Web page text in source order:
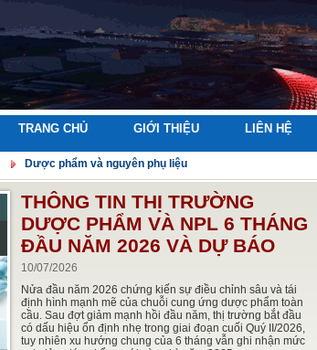
TRANG CHỦ GIỚI THIỆU LIÊN HỆ
Dược phẩm và nguyên phụ liệu
THÔNG TIN THỊ TRƯỜNG
DƯỢC PHẨM VÀ NPL 6 THÁNG
ĐẦU NĂM 2026 VÀ DỰ BÁO
10/07/2026
Nửa đầu năm 2026 chứng kiến sự điều chỉnh sâu và tái
định hình mạnh mẽ của chuỗi cung ứng dược phẩm toàn
cầu. Sau đợt giảm mạnh hồi đầu năm, thị trường bắt đầu
có dấu hiệu ổn định nhẹ trong giai đoạn cuối Quý II/2026,
tuy nhiên xu hướng chung của 6 tháng vẫn ghi nhận mức